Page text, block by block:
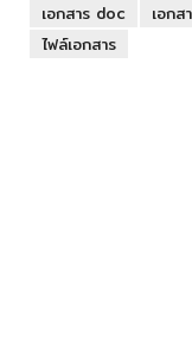
เอกสาร doc
เอกส
ไฟล์เอกสาร